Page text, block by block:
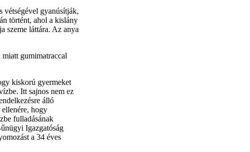
vétségével gyanúsítják,
történt, ahol a kislány
szeme láttára. Az anya
gumimatraccal
kiskorú gyermeket
Itt sajnos nem ez
álló
hogy
fulladásának
Igazgatóság
a 34 éves